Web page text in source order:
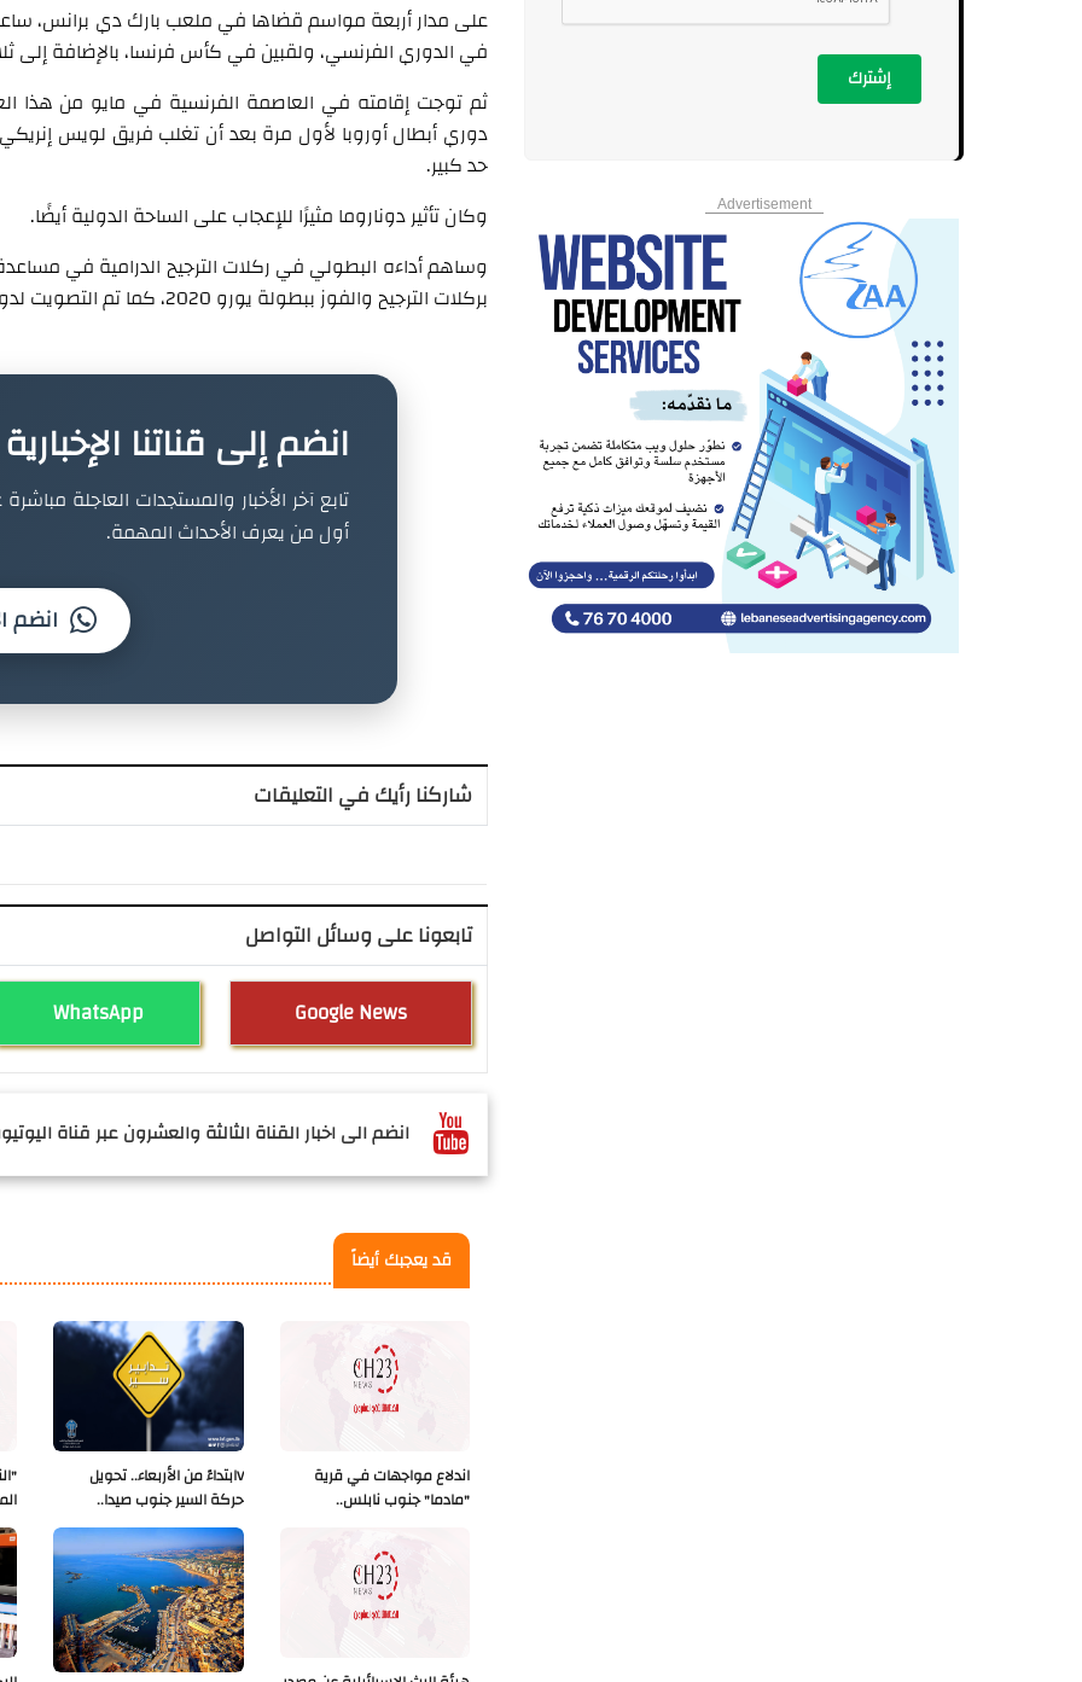
على مدار أربعة مواسم قضاها في ملعب بارك دي برانس،
في الدوري الفرنسي، ولقبين في كأس فرنسا، بالإضافة إلى
ثم توجت إقامته في العاصمة الفرنسية في مايو من هذا
حد كبير.
وكان تأثير دوناروما مثيرًا للإعجاب على الساحة الدولية أيضًا.
بركلات الترجيح والفوز ببطولة يورو 2020، كما تم التصويت لدوناروما كأفضل لاعب في البطولة.
انضم إلى قناتنا
تابع آخر الأخبار والمستجدات العاجلة
أول من يعرف الأحداث المهمة.
انضم
شاركنا رأيك في التعليقات
تابعونا على وسائل التواصل
WhatsApp Google News
انضم الى اخبار القناة الثالثة والعشرون عبر قناة
قد يعجبك أيضاً
Vابتداءً من الأربعاء.. تحويل
حركة السير جنوب صيدا..
اندلاع مواجهات في قرية
"مادما" جنوب نابلس..
إشترك
Advertisement